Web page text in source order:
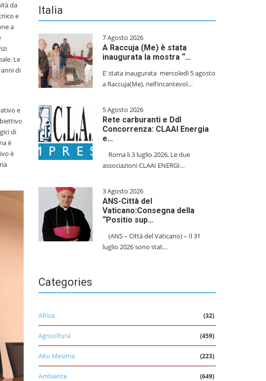
da
e
a
Le
di
e
di
è
è
Italia
7 Agosto 2026
A Raccuja (Me) è stata
inaugurata la mostra “…
E’ stata inaugurata mercoledì 5 agosto
a Raccuja(Me), nell’incantevol…
5 Agosto 2026
Rete carburanti e Ddl
Concorrenza: CLAAI Energia
e…
​Roma li 3 luglio 2026, Le due
associazioni CLAAI ENERGI…
3 Agosto 2026
ANS-Città del
Vaticano:Consegna della
“Positio sup…
(ANS – Città del Vaticano) – Il 31
luglio 2026 sono stat…
Categories
Africa (32)
Agricoltura (459)
Alto Mesima (223)
Ambiente (649)